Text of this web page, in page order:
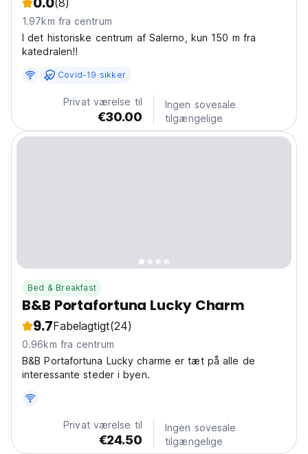
(8)
1.97km fra centrum
I det historiske centrum af Salerno, kun 150 m fra
katedralen!!
Covid-19 sikker
Privat værelse til
€30.00
Ingen sovesale
tilgængelige
Bed & Breakfast
B&B Portafortuna Lucky Charm
9.7Fabelagtigt(24)
0.96km fra centrum
B&B Portafortuna Lucky charme er tæt på alle de
interessante steder i byen.
Privat værelse til
€24.50
Ingen sovesale
tilgængelige